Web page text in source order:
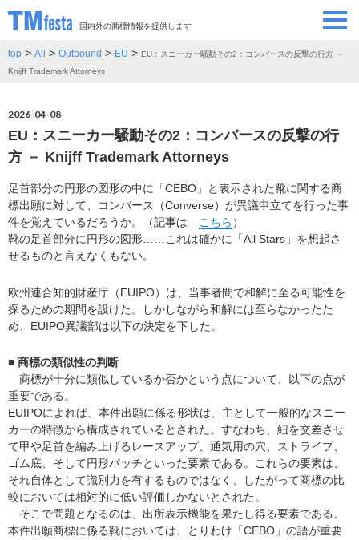
国内外の商標情報を提供します
SEMINAR/EVENT
CONTRIBUTORS 情報提供者
CONTACT お問い合わせ
top > All > Outbound > EU > EU：スニーカー騒動その2：コンバースの反撃の行方 －
Knijff Trademark Attorneys
2026-04-08
EU：スニーカー騒動その2：コンバースの反撃の行
方 － Knijff Trademark Attorneys
足首部分の円形の図形の中に「CEBO」と表示された靴に関する商
標出願に対して、コンバース（Converse）が異議申立てを行った事
件を覚えているだろうか。（記事は
こちら ）
靴の足首部分に円形の図形……これは確かに「All Stars」を想起さ
せるものと言えなくもない。
欧州連合知的財産庁（EUIPO）は、当事者間で和解に至る可能性を
探るための期間を設けた。しかしながら和解には至らなかったた
め、EUIPO異議部は以下の決定を下した。
■ 商標の類似性の判断
商標が十分に類似しているか否かという点について、以下の点が
重要である。
EUIPOによれば、本件出願に係る形状は、主として一般的なスニー
カーの特徴から構成されているとされた。すなわち、紐を交差させ
て甲や足首を編み上げるレースアップ、通気用の穴、ストライプ、
ゴム底、そして円形パッチといった要素である。これらの要素は、
それ自体として識別力を有するものではなく、したがって商標の比
較においては相対的に低い評価しかないとされた。
そこで問題となるのは、出所表示機能を果たし得る要素である。
本件出願商標に係る靴においては、とりわけ「CEBO」の語が重要